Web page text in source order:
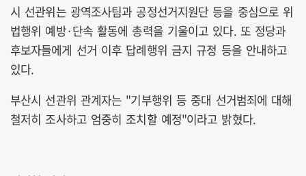
시 선관위는 광역조사팀과 공정선거지원단 등을 중심으로 위
법행위 예방·단속 활동에 총력을 기울이고 있다. 또 정당과
후보자들에게 선거 이후 답례행위 금지 규정 등을 안내하고
있다.
부산시 선관위 관계자는 "기부행위 등 중대 선거범죄에 대해
철저히 조사하고 엄중히 조치할 예정"이라고 밝혔다.